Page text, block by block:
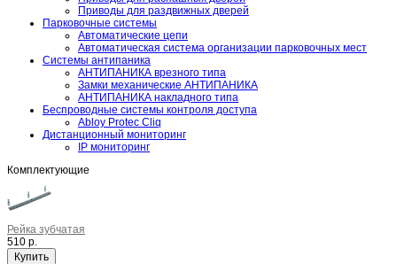
Приводы для раздвижных дверей
Парковочные системы
Автоматические цепи
Автоматическая система организации парковочных мест
Системы антипаника
АНТИПАНИКА врезного типа
Замки механические АНТИПАНИКА
АНТИПАНИКА накладного типа
Беспроводные системы контроля доступа
Abloy Protec Cliq
Дистанционный мониторинг
IP мониторинг
Комплектующие
Рейка зубчатая
510 р.